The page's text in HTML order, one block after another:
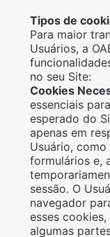
Tipos de
Para maior
Usuários, a
no seu Site:
Cookies
essenciais
esperado do
apenas em
Usuário,
formulários e,
sessão. O
navegador
esses
algumas